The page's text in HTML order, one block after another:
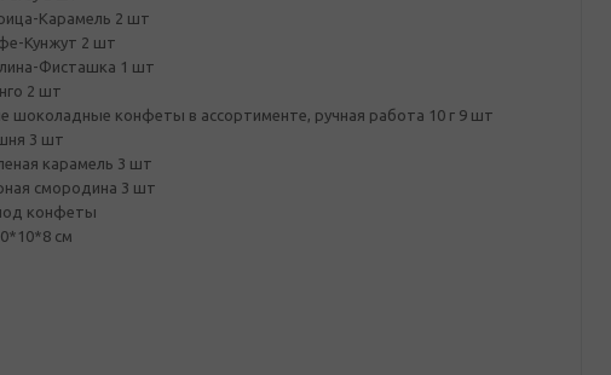
Карамель 2 шт
Кунжут 2 шт
Фисташка 1 шт
2 шт
шоколадные конфеты в ассортименте, ручная работа 10 г 9 шт
3 шт
карамель 3 шт
смородина 3 шт
конфеты
см